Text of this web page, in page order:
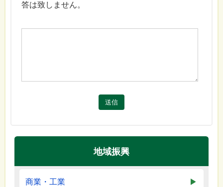
答は致しません。
送信
地域振興
商業・工業